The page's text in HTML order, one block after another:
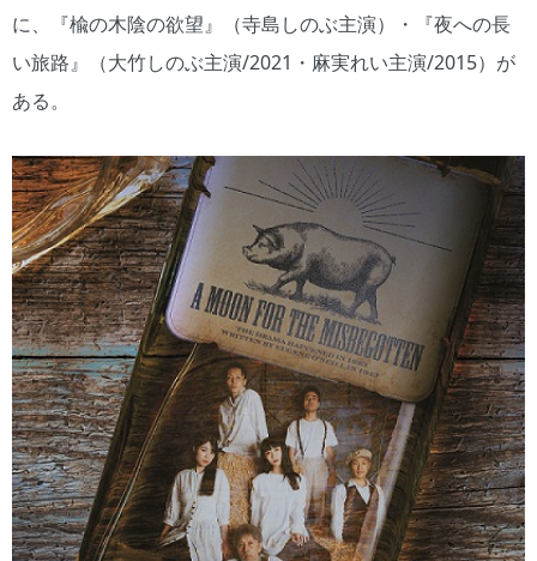
に、『楡の木陰の欲望』（寺島しのぶ主演）・『夜への長
い旅路』（大竹しのぶ主演/2021・麻実れい主演/2015）が
ある。